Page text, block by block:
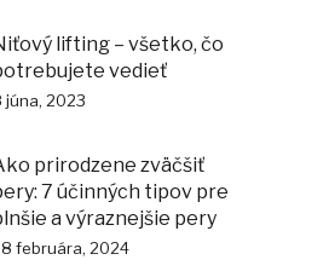
lifting – všetko, čo
vedieť
júna, 2023
prirodzene zväčšiť
7 účinných tipov pre
a výraznejšie pery
februára, 2024